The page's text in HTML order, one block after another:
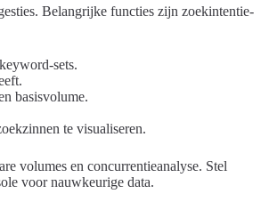
Belangrijke functies zijn zoekintentie-
sets.
basisvolume.
te visualiseren.
volumes en concurrentieanalyse. Stel
voor nauwkeurige data.